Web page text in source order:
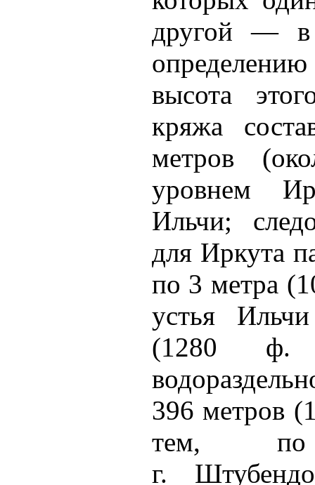
другой —
высота
кряжа
метров
уровнем
Ильчи;
для Иркута
по 3 метра
устья
(1280
396 метров
тем, по
г.